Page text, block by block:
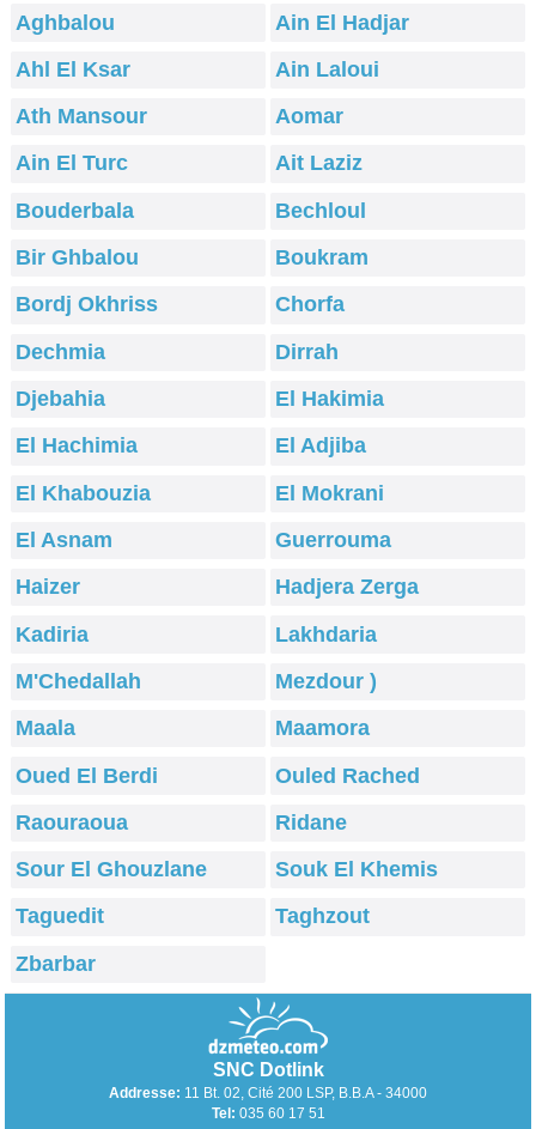
Aghbalou
Ain El Hadjar
Ahl El Ksar
Ain Laloui
Ath Mansour
Aomar
Ain El Turc
Ait Laziz
Bouderbala
Bechloul
Bir Ghbalou
Boukram
Bordj Okhriss
Chorfa
Dechmia
Dirrah
Djebahia
El Hakimia
El Hachimia
El Adjiba
El Khabouzia
El Mokrani
El Asnam
Guerrouma
Haizer
Hadjera Zerga
Kadiria
Lakhdaria
M'Chedallah
Mezdour )
Maala
Maamora
Oued El Berdi
Ouled Rached
Raouraoua
Ridane
Sour El Ghouzlane
Souk El Khemis
Taguedit
Taghzout
Zbarbar
SNC Dotlink
Addresse: 11 Bt. 02, Cité 200 LSP, B.B.A - 34000
Tel: 035 60 17 51